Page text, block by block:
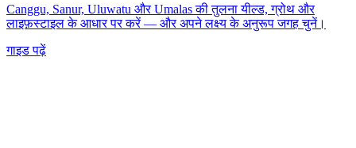
Canggu, Sanur, Uluwatu और Umalas की तुलना यील्ड, ग्रोथ और
लाइफ़स्टाइल के आधार पर करें — और अपने लक्ष्य के अनुरूप जगह चुनें।
गाइड पढ़ें